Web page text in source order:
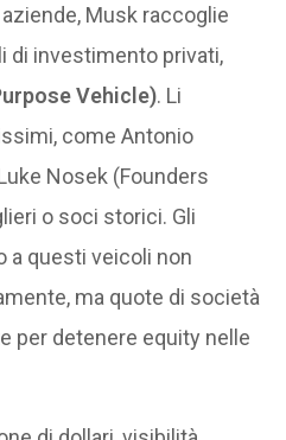
Musk raccoglie
di investimento privati,
Vehicle). Li
come Antonio
Nosek (Founders
o soci storici. Gli
a questi veicoli non
ma quote di società
per detenere equity nelle